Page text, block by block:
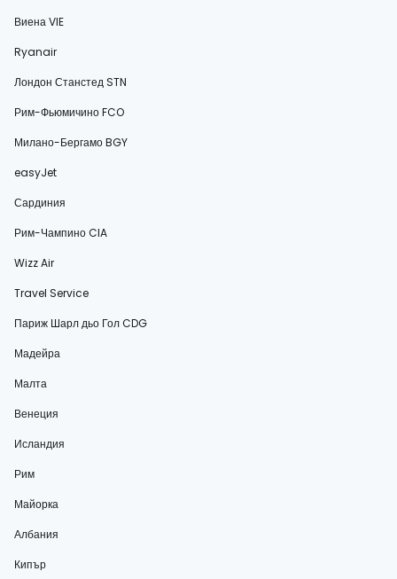
Виена VIE
Ryanair
Лондон Станстед STN
Рим-Фьюмичино FCO
Милано-Бергамо BGY
easyJet
Сардиния
Рим-Чампино CIA
Wizz Air
Travel Service
Париж Шарл дьо Гол CDG
Мадейра
Малта
Венеция
Исландия
Рим
Майорка
Албания
Кипър